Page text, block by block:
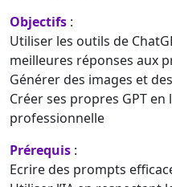
Objectifs :
Utiliser les outils de
meilleures réponses aux
Générer des images et
Créer ses propres GPT
professionnelle
Prérequis :
Ecrire des prompts